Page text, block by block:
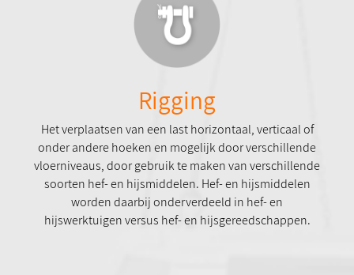
Rigging
Het verplaatsen van een last horizontaal, verticaal of
onder andere hoeken en mogelijk door verschillende
vloerniveaus, door gebruik te maken van verschillende
soorten hef- en hijsmiddelen. Hef- en hijsmiddelen
worden daarbij onderverdeeld in hef- en
hijswerktuigen versus hef- en hijsgereedschappen.